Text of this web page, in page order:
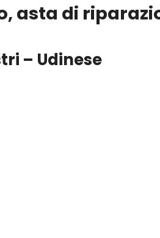
asta di
– Udinese